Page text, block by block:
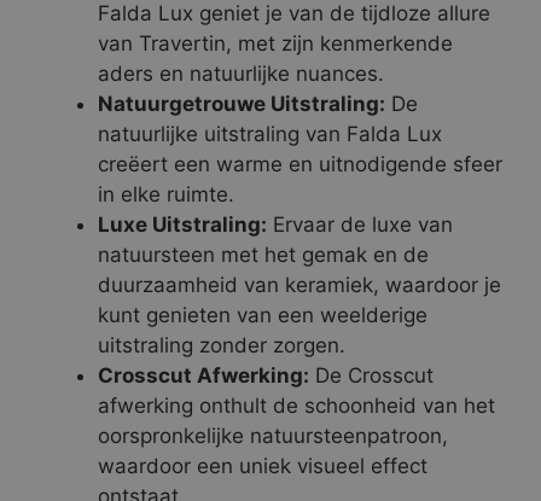
Falda Lux geniet je van de tijdloze allure
van Travertin, met zijn kenmerkende
aders en natuurlijke nuances.
Natuurgetrouwe Uitstraling: De
natuurlijke uitstraling van Falda Lux
creëert een warme en uitnodigende sfeer
in elke ruimte.
Luxe Uitstraling: Ervaar de luxe van
natuursteen met het gemak en de
duurzaamheid van keramiek, waardoor je
kunt genieten van een weelderige
uitstraling zonder zorgen.
Crosscut Afwerking: De Crosscut
afwerking onthult de schoonheid van het
oorspronkelijke natuursteenpatroon,
waardoor een uniek visueel effect
ontstaat.